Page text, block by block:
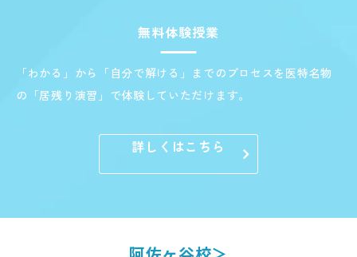
無料体験授業
「わかる」から「自分で解ける」までのプロセスを医特名物
の「居残り演習」で体験していただけます。
詳しくはこちら